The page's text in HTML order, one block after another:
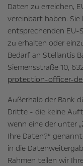
Daten zu erreichen,
vereinbart haben.
entsprechenden
zu erhalten oder
Bedarf an Stellantis
Siemensstraße 10,
protection-officer-
Außerhalb der Bank
Dritte - die keine
wenn eine der unter
Ihre Daten?“
in die
Rahmen teilen wir